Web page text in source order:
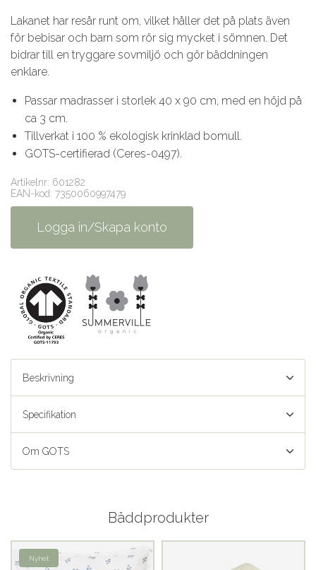
Lakanet har resår runt om, vilket håller det på plats även
för bebisar och barn som rör sig mycket i sömnen. Det
bidrar till en tryggare sovmiljö och gör bäddningen
enklare.
Passar madrasser i storlek 40 x 90 cm, med en höjd på
ca 3 cm.
Tillverkat i 100 % ekologisk krinklad bomull.
GOTS-certifierad (Ceres-0497).
Artikelnr: 601282
EAN-kod: 7350060997479
Logga in/Skapa konto
Beskrivning
Specifikation
Om GOTS
Bäddprodukter
Nyhet